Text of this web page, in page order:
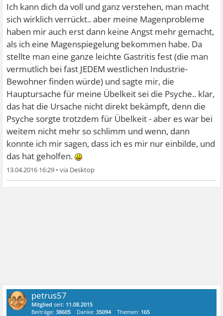
Ich kann dich da voll und ganz verstehen, man macht
sich wirklich verrückt.. aber meine Magenprobleme
haben mir auch erst dann keine Angst mehr gemacht,
als ich eine Magenspiegelung bekommen habe. Da
stellte man eine ganze leichte Gastritis fest (die man
vermutlich bei fast JEDEM westlichen Industrie-
Bewohner finden würde) und sagte mir, die
Hauptursache für meine Übelkeit sei die Psyche.. klar,
das hat die Ursache nicht direkt bekämpft, denn die
Psyche sorgte trotzdem für Übelkeit - aber es war bei
weitem nicht mehr so schlimm und wenn, dann
konnte ich mir sagen, dass ich es mir nur einbilde, und
das hat geholfen.
13.04.2016 16:29 •
petrus57
Mitglied seit: 11.08.2015
Beiträge:38605 Danke:35094 Themen: 165